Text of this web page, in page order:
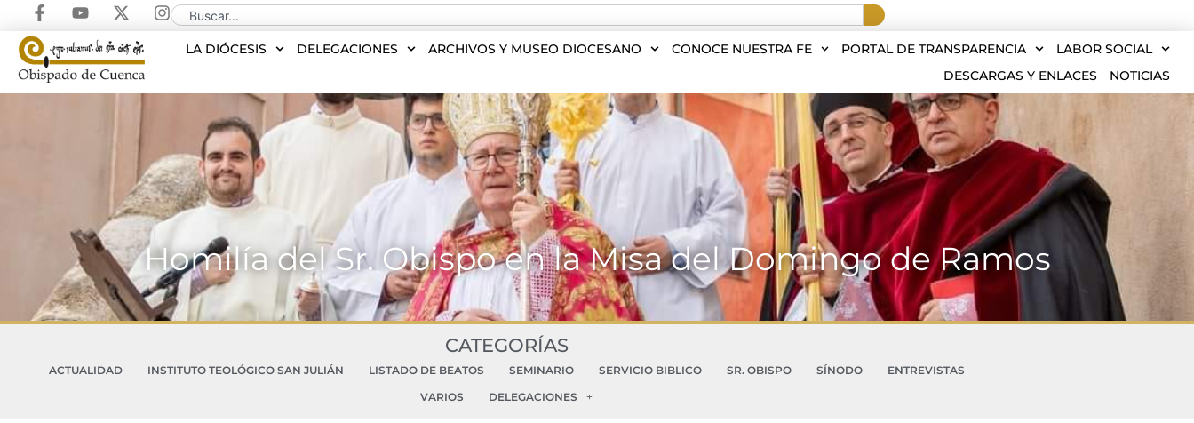
LA DIÓCESIS DELEGACIONES ARCHIVOS Y MUSEO DIOCESANO CONOCE NUESTRA FE PORTAL DE TRANSPARENCIA
LABOR SOCIAL
DESCARGAS Y ENLACES
NOTICIAS
Homilía del Sr. Obispo en la Misa del Domingo de Ramos
CATEGORÍAS
ACTUALIDAD INSTITUTO TEOLÓGICO SAN JULIÁN LISTADO DE BEATOS SEMINARIO SERVICIO BIBLICO SR. OBISPO SÍNODO
ENTREVISTAS
VARIOS
DELEGACIONES